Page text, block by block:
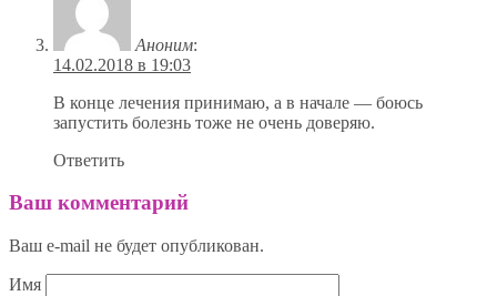
Аноним:
14.02.2018 в 19:03
В конце лечения принимаю, а в начале — боюсь
запустить болезнь тоже не очень доверяю.
Ответить
Ваш комментарий
Ваш e-mail не будет опубликован.
Имя